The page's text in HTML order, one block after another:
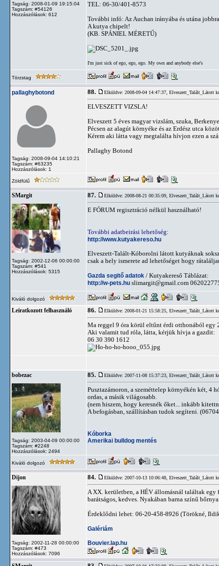
Tagság: 2008-01-09 19:15:04
Tagszám: #54126
Hozzászólások: 612
TEL: 06-30/401-8573
További infó: Az Auchan irányába és utána
A kutya chipelt!
(KB. SPÁNIEL MÉRETŰ)
I'm just sick of ego, ego, ego. My own and anybody else's
Törzstag
pallaghybotond
Tagság: 2008-09-04 14:10:21
Tagszám: #63235
Hozzászólások: 1
88. Elküldve: 2008-09-04 14:47:37, Elveszett_Talált_Látott
ELVESZETT VIZSLA!
Elveszett 5 éves magyar vizslám, szuka,
Pécsen az alagút környéke és az Erdész utca
Kérem aki látta vagy megtalálta hívjon ezen a
Pallaghy Botond
Zöldfülű
SMargit
Tagság: 2002-12-06 00:00:00
Tagszám: #541
Hozzászólások: 5315
87. Elküldve: 2008-08-21 00:35:09, Elveszett_Talált_Látott
E FÓRUM regisztráció nélkül használható!
További adatbeirási lehetőség:
http://www.kutyakereso.hu
Elveszett-Talált-Kóborolni látott kutyáknak
csak a hely ismerete ad lehetőséget hogy
Gazda segitő adatok / Kutyakereső Táblázat:
http://w-pets.hu slimargit@gmail.com
Kiváló dolgozó
Leíratkozott felhasználó 86. Elküldve: 2008-01-21 15:58:25, Elveszett_Talált_Látott
Ma reggel 9 óra körül eltűnt érdi otthonából egy
Aki valamit tud róla, látta, kérjük hívja a gazdit:
06 30 390 1612
bobezac
Tagság: 2003-04-09 00:00:00
Tagszám: #2248
Hozzászólások: 2494
85. Elküldve: 2007-11-08 15:37:23, Elveszett_Talált_Látott
Pusztazámoron, a szeméttelep környékén két,
ordas, a másik világosabb.
(nem hiszem, hogy keresnék őket... inkább
A befogásban, szállításban tudok segíteni.
Kóborka
Amerikai bulldog mentés
Kiváló dolgozó
Dijon
Tagság: 2002-11-28 00:00:00
Tagszám: #473
Hozzászólások: 7096
84. Elküldve: 2007-10-13 10:06:48, Elveszett_Talált_Látott
A XX. kerületben, a HÉV állomásnál találtak
barátságos, kedves. Nyakában barna színű
Érdeklődni lehet: 06-20-458-8926 (Törökné,
Galériám
Bouvier.lap.hu